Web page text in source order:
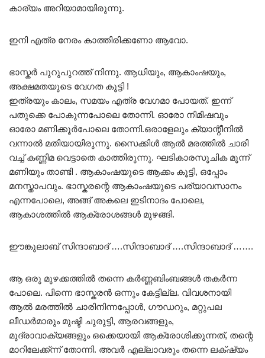
കാര്യം അറിയാമായിരുന്നു.
ഇനി എത്ര നേരം കാത്തിരിക്കണോ ആവോ.
ഭാസ്കർ പുറുപുറത്ത് നിന്നു. ആധിയും, ആകാംഷയും,
അക്ഷമതയുടെ വേഗത കൂട്ടി !
ഇത്രയും കാലം, സമയം എത്ര വേഗമാ പോയത്. ഇന്ന്
പതുക്കെ പോകുന്നപോലെ തോന്നി. ഓരോ നിമിഷവും
ഓരോ മണിക്കൂർപോലെ തോന്നി.ഒരാളേലും ക്യാന്റീനിൽ
വന്നാൽ മതിയായിരുന്നു. സൈക്കിൾ ആൽ മരത്തിൽ ചാരി
വച്ച് കണ്ണിമ വെട്ടാതെ കാത്തിരുന്നു. ഘടികാരസൂചിക മൂന്ന്
മണിയും താണ്ടി . ആകാംഷയുടെ ആക്കം കൂട്ടി, ഒപ്പോം
മനസ്താപവും. ഭാസ്കരന്റെ ആകാംഷയുടെ പര്യാവസാനം
എന്നപോലെ, അങ്ങ് അകലെ ഇടിനാദം പോലെ,
ആകാശത്തിൽ ആക്രോശങ്ങൾ മുഴങ്ങി.
ഈങ്കുലാബ് സിന്ദാബാദ് ….സിന്ദാബാദ് ….സിന്ദാബാദ് …….
ആ ഒരു മുഴക്കത്തിൽ തന്നെ കർണ്ണബിംബങ്ങൾ തകർന്ന
പോലെ. പിന്നെ ഭാസ്കരൻ ഒന്നും കേട്ടില്ല. വിവശനായി
ആൽ മരത്തിൽ ചാരിനിന്നപ്പോൾ, ഗൗഡറും, മറ്റുപല
ലീഡർമാരും മുഷ്ടി ചുരുട്ടി, ആരവങ്ങളും,
മുദ്രാവാക്യങ്ങളും ഒക്കെയായി ആക്രോശിക്കുന്നത്, തന്റെ
മാറിലേക്ക്ന്ന് തോന്നി. അവർ എല്ലാവരും തന്നെ ലക്‌ഷ്യം